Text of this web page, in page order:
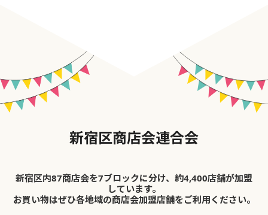
新宿区商店会連合会
新宿区内87商店会を7ブロックに分け、約4,400店舗が加盟
しています。
お買い物はぜひ各地域の商店会加盟店舗をご利用ください。